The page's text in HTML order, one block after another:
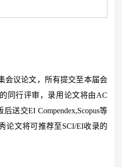
会议论文，所有提交至本届会
同行评审，录用论文将由AC
送交EI Compendex,Scopus等
论文将可推荐至SCI/EI收录的